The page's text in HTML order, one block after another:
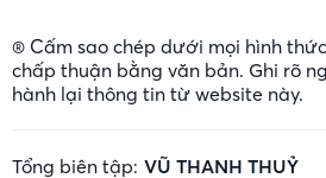
® Cấm sao chép dưới mọi hình
chấp thuận bằng văn bản. Ghi rõ
hành lại thông tin từ website này.
Tổng biên tập: VŨ THANH THUỶ